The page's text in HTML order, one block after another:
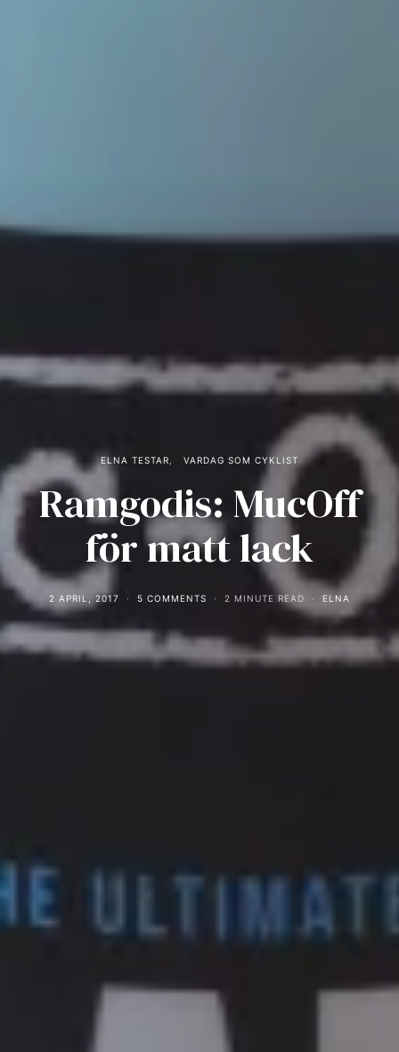
ELNA TESTAR VARDAG SOM CYKLIST
Ramgodis: MucOff
för matt lack
2 APRIL, 2017 5 COMMENTS 2 MINUTE READ ELNA